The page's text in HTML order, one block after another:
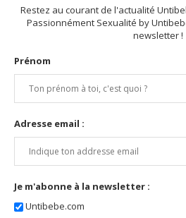
Restez au courant de l'actualité
Passionnément Sexualité by
newsletter !
Prénom
Adresse email :
Je m'abonne à la newsletter :
Untibebe.com